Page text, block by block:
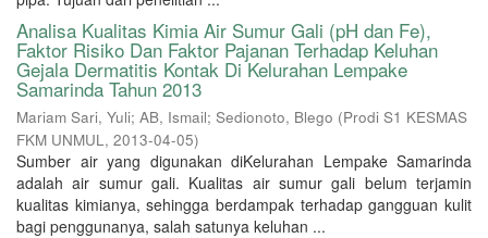
Analisa Kualitas Kimia Air Sumur Gali (pH dan Fe),
Faktor Risiko Dan Faktor Pajanan Terhadap Keluhan
Gejala Dermatitis Kontak Di Kelurahan Lempake
Samarinda Tahun 2013
Mariam Sari, Yuli; AB, Ismail; Sedionoto, Blego (Prodi S1 KESMAS
FKM UNMUL, 2013-04-05)
Sumber air yang digunakan diKelurahan Lempake Samarinda
adalah air sumur gali. Kualitas air sumur gali belum terjamin
kualitas kimianya, sehingga berdampak terhadap gangguan kulit
bagi penggunanya, salah satunya keluhan ...